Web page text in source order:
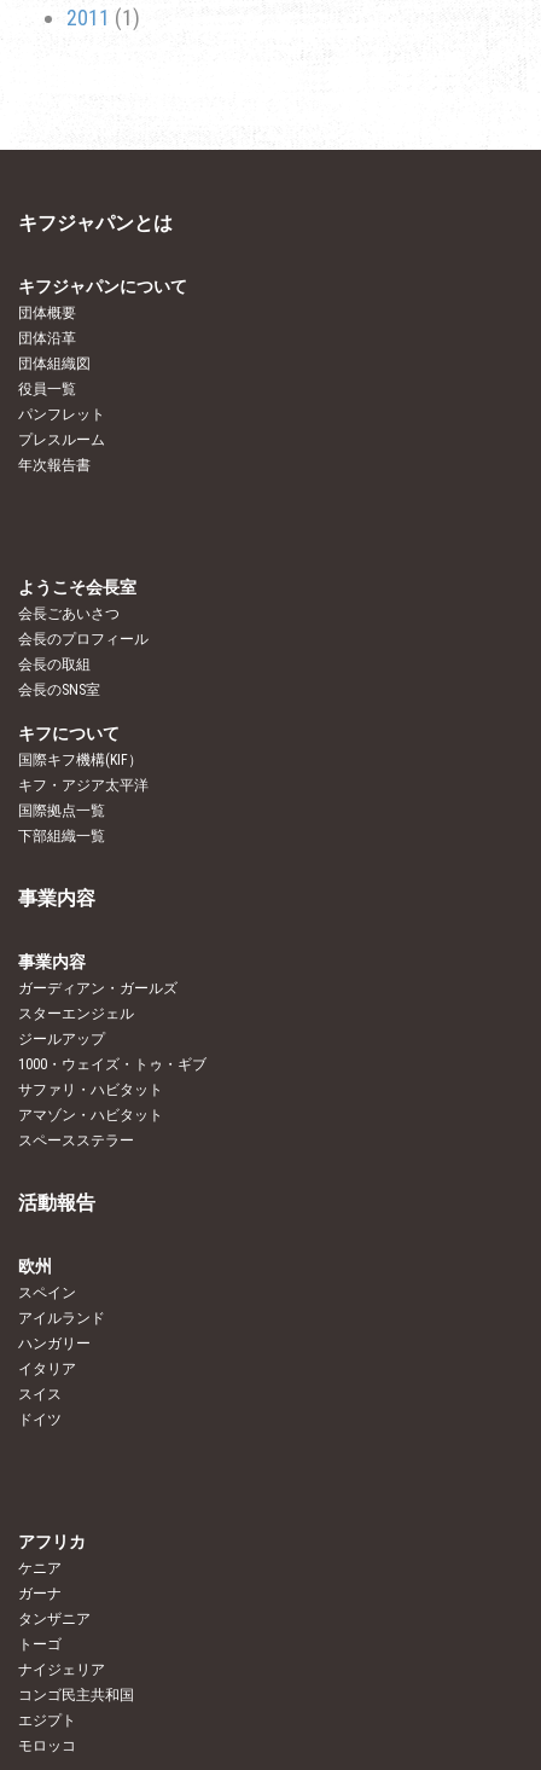
2011 (1)
キフジャパンとは
キフジャパンについて
団体概要
団体沿革
団体組織図
役員一覧
パンフレット
プレスルーム
年次報告書
ようこそ会長室
会長ごあいさつ
会長のプロフィール
会長の取組
会長のSNS室
キフについて
国際キフ機構(KIF）
キフ・アジア太平洋
国際拠点一覧
下部組織一覧
事業内容
事業内容
ガーディアン・ガールズ
スターエンジェル
ジールアップ
1000・ウェイズ・トゥ・ギブ
サファリ・ハビタット
アマゾン・ハビタット
スペースステラー
活動報告
欧州
スペイン
アイルランド
ハンガリー
イタリア
スイス
ドイツ
アフリカ
ケニア
ガーナ
タンザニア
トーゴ
ナイジェリア
コンゴ民主共和国
エジプト
モロッコ